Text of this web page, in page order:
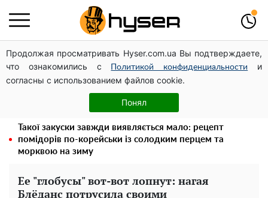
Продолжая просматривать Hyser.com.ua Вы подтверждаете,
что ознакомились с
Политикой конфиденциальности
и
согласны с использованием файлов cookie.
Понял
Українська авіатранспортна асоціація звернулася до
Мінфіну із закликом уніфікувати оподаткування
авіалізингу
Гола Олена Тополя у цікавих позах змусила відвисати
щелепи: злив відео – було лише початком
Такої закуски завжди виявляється мало: рецепт
помідорів по-корейськи із солодким перцем та
морквою на зиму
Ее "глобусы" вот-вот лопнут: нагая
Блёданс потрусила своими